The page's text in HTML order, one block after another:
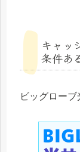
キャッ
条件あ
ビッグロー